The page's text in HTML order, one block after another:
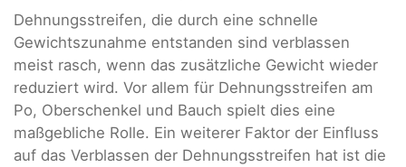
Dehnungsstreifen, die durch eine schnelle
Gewichtszunahme entstanden sind verblassen
meist rasch, wenn das zusätzliche Gewicht wieder
reduziert wird. Vor allem für Dehnungsstreifen am
Po, Oberschenkel und Bauch spielt dies eine
maßgebliche Rolle. Ein weiterer Faktor der Einfluss
auf das Verblassen der Dehnungsstreifen hat ist die